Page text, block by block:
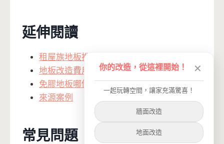
延伸閱讀
租屋族地板推薦
地板改造費用怎麼算
免膠地板哪個品牌好
來源案例
常見問題
你的改造，從這裡開始！ ✕
一起玩轉空間，讓家充滿驚喜！
牆面改造
地面改造